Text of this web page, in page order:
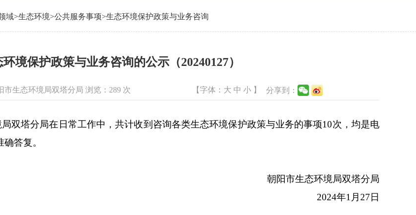
域>生态环境>公共服务事项>生态环境保护政策与业务咨询
境保护政策与业务咨询的公示（20240127）
市生态环境局双塔分局 浏览： 289 次 【字体： 大 中 小 】 分享到：
塔分局在日常工作中，共计收到咨询各类生态环境保护政策与业务的事项10次，均是电
答复。
朝阳市生态环境局双塔分局
2024年1月27日